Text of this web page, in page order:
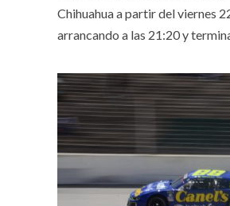
Chihuahua a partir del viernes
arrancando a las 21:20 y